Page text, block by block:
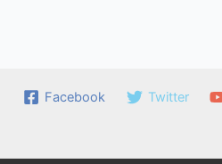
Facebook Twitter